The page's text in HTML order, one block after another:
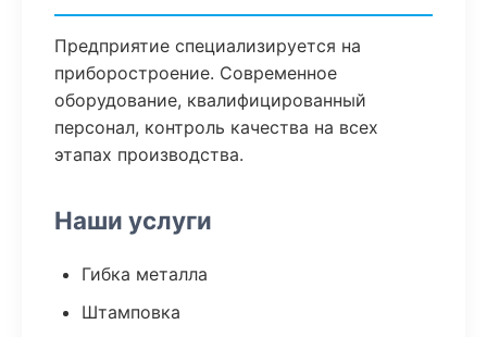
Предприятие специализируется на
приборостроение. Современное
оборудование, квалифицированный
персонал, контроль качества на всех
этапах производства.
Наши услуги
Гибка металла
Штамповка